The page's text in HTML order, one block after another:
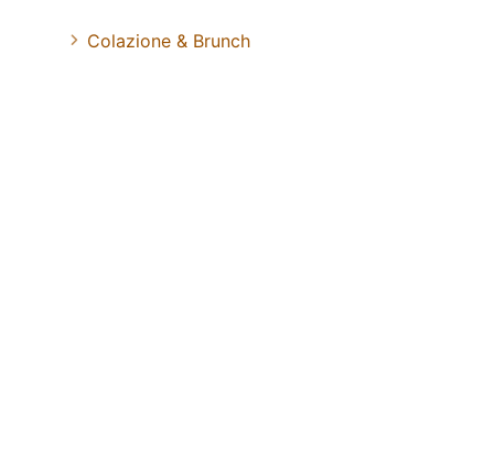
Colazione & Brunch